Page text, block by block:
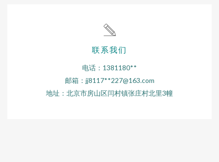
联系我们
电话：1381180**
邮箱：jj8117**227@163.com
地址：北京市房山区闫村镇张庄村北里3幢